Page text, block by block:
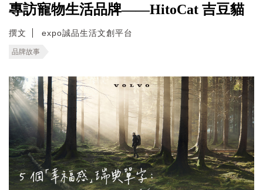
專訪寵物生活品牌——HitoCat 吉豆貓
撰文 expo誠品生活文創平台
品牌故事